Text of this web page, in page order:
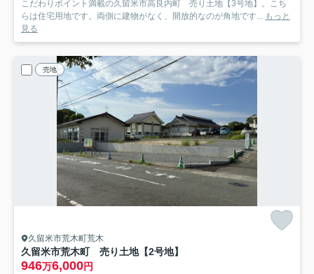
こだわりポイント満載の久留米市高良内町 売り土地【3号地】。こち
らは住宅用地です。両側に建物がなく、開放的なのが角地です... もっと
見る
売地
久留米市荒木町荒木
久留米市荒木町 売り土地【2号地】
946万6,000円